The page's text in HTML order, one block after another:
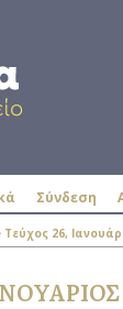
Σύνδεση
Τεύχος 26,